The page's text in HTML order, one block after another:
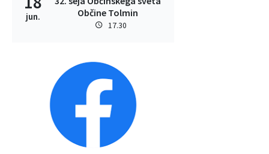
jun.
Občine Tolmin
17.30